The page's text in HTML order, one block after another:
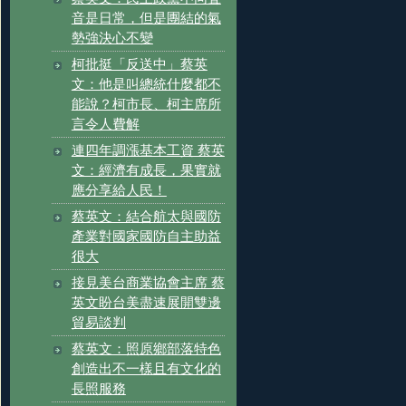
音是日常，但是團結的氣
勢強決心不變
柯批挺「反送中」蔡英
文：他是叫總統什麼都不
能說？柯市長、柯主席所
言令人費解
連四年調漲基本工資 蔡英
文：經濟有成長，果實就
應分享給人民！
蔡英文：結合航太與國防
產業對國家國防自主助益
很大
接見美台商業協會主席 蔡
英文盼台美盡速展開雙邊
貿易談判
蔡英文：照原鄉部落特色
創造出不一樣且有文化的
長照服務